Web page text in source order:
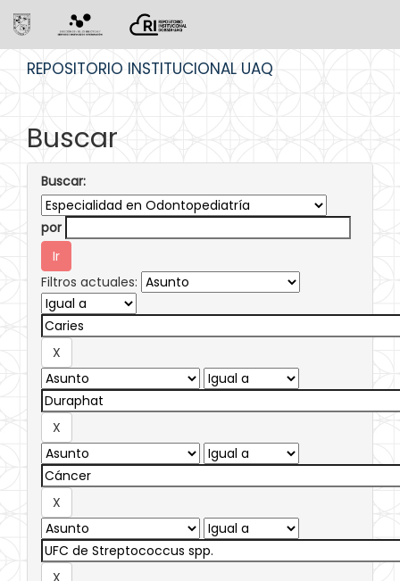
REPOSITORIO INSTITUCIONAL UAQ
Buscar
Buscar:
por
Filtros actuales: